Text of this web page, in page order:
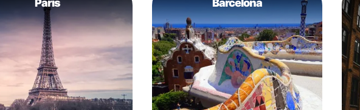
Paris Barcelona